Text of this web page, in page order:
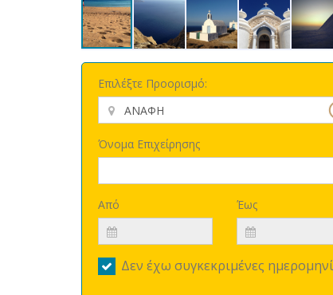
Επιλέξτε Προορισμό:
Όνομα Επιχείρησης
Από Έως
Δεν έχω συγκεκριμένες